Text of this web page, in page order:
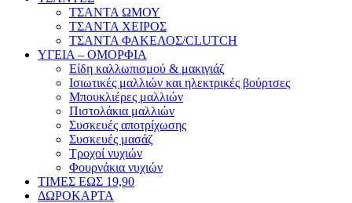
ΤΣΑΝΤΑ ΩΜΟΥ
ΤΣΑΝΤΑ ΧΕΙΡΟΣ
ΤΣΑΝΤΑ ΦΑΚΕΛΟΣ/CLUTCH
ΥΓΕΙΑ – ΟΜΟΡΦΙΑ
Είδη καλλωπισμού & μακιγιάζ
Ισιωτικές μαλλιών και ηλεκτρικές βούρτσες
Μπουκλιέρες μαλλιών
Πιστολάκια μαλλιών
Συσκευές αποτρίχωσης
Συσκευές μασάζ
Τροχοί νυχιών
Φουρνάκια νυχιών
ΤΙΜΕΣ ΕΩΣ 19,90
ΔΩΡΟΚΑΡΤΑ